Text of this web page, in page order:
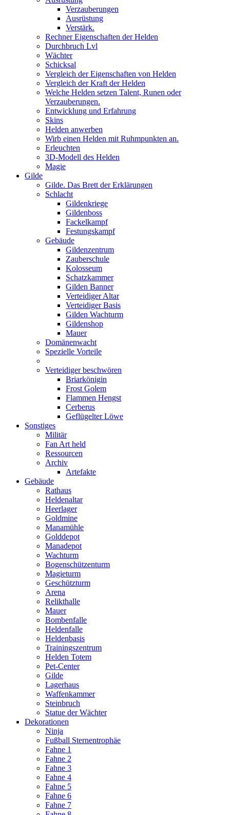
Verzauberungen
Ausrüstung
Verstärk.
Rechner Eigenschaften der Helden
Durchbruch Lvl
Wächter
Schicksal
Vergleich der Eigenschaften von Helden
Vergleich der Kraft der Helden
Welche Helden setzen Talent, Runen oder
Verzauberungen.
Entwicklung und Erfahrung
Skins
Helden anwerben
Wirb einen Helden mit Ruhmpunkten an.
Erleuchten
3D-Modell des Helden
Magie
Gilde
Gilde. Das Brett der Erklärungen
Schlacht
Gildenkriege
Gildenboss
Fackelkampf
Festungskampf
Gebäude
Gildenzentrum
Zauberschule
Kolosseum
Schatzkammer
Gilden Banner
Verteidiger Altar
Verteidiger Basis
Gilden Wachturm
Gildenshop
Mauer
Domänenwacht
Spezielle Vorteile
Verteidiger beschwören
Briarkönigin
Frost Golem
Flammen Hengst
Cerberus
Geflügelter Löwe
Sonstiges
Militär
Fan Art held
Ressourcen
Archiv
Artefakte
Gebäude
Rathaus
Heldenaltar
Heerlager
Goldmine
Manamühle
Golddepot
Manadepot
Wachturm
Bogenschützenturm
Magieturm
Geschützturm
Arena
Relikthalle
Mauer
Bombenfalle
Heldenfalle
Heldenbasis
Trainingszentrum
Helden Totem
Pet-Center
Gilde
Lagerhaus
Waffenkammer
Steinbruch
Statue der Wächter
Dekorationen
Ninja
Fußball Sternentrophäe
Fahne 1
Fahne 2
Fahne 3
Fahne 4
Fahne 5
Fahne 6
Fahne 7